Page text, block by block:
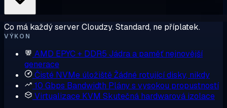
Co má každý server Cloudzy. Standard, ne příplatek.
VÝKON
AMD EPYC + DDR5 Jádra a paměť nejnovější
generace
Čisté NVMe úložištěŽádné rotující disky, nikdy
10 Gbps Bandwidth Plány s vysokou propustností
Virtualizace KVM Skutečná hardwarová izolace